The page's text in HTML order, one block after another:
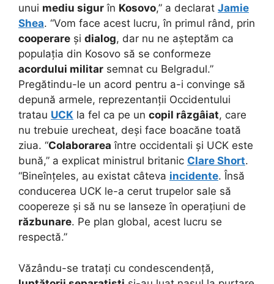
unui mediu sigur în Kosovo,” a declarat Jamie
Shea. “Vom face acest lucru, în primul rând, prin
cooperare și dialog, dar nu ne așteptăm ca
populația din Kosovo să se conformeze
acordului militar semnat cu Belgradul.”
Pregătindu-le un acord pentru a-i convinge să
depună armele, reprezentanții Occidentului
tratau UCK la fel ca pe un copil râzgâiat, care
nu trebuie urecheat, deși face boacăne toată
ziua. “Colaborarea între occidentali și UCK este
bună,” a explicat ministrul britanic Clare Short.
“Bineînțeles, au existat câteva incidente. Însă
conducerea UCK le-a cerut trupelor sale să
coopereze și să nu se lanseze în operațiuni de
răzbunare. Pe plan global, acest lucru se
respectă.”
Văzându-se tratați cu condescendență,